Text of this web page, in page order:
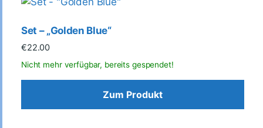
Set – „Golden Blue“
€22.00
Zum Produkt